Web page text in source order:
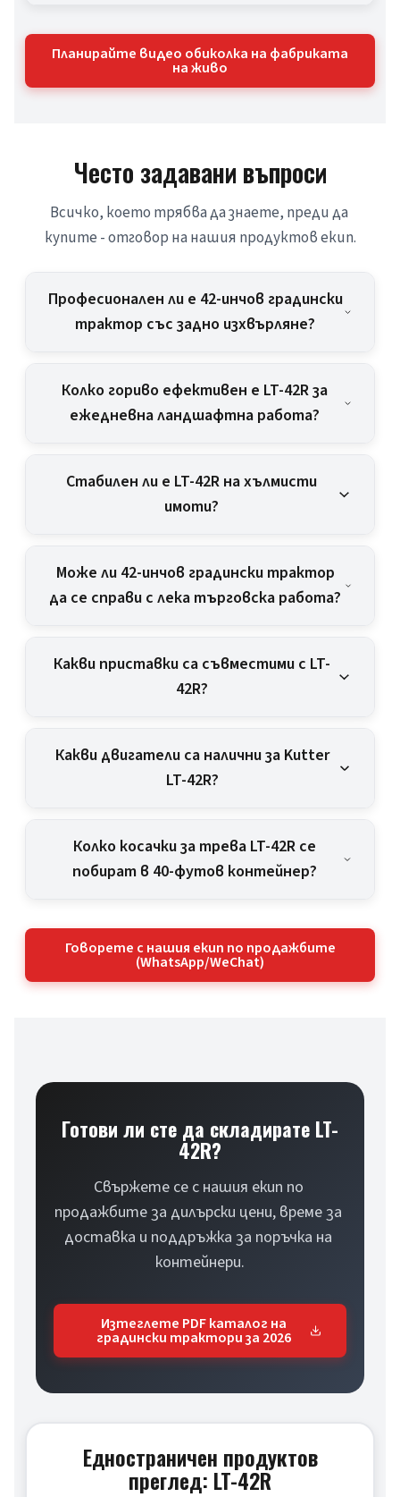
Планирайте видео обиколка на фабриката
на живо
Често задавани въпроси
Всичко, което трябва да знаете, преди да
купите - отговор на нашия продуктов екип.
Професионален ли е 42-инчов градински
трактор със задно изхвърляне?
Колко гориво ефективен е LT-42R за
ежедневна ландшафтна работа?
Стабилен ли е LT-42R на хълмисти
имоти?
Може ли 42-инчов градински трактор
да се справи с лека търговска работа?
Какви приставки са съвместими с LT-
42R?
Какви двигатели са налични за Kutter
LT-42R?
Колко косачки за трева LT-42R се
побират в 40-футов контейнер?
Говорете с нашия екип по продажбите
(WhatsApp/WeChat)
Готови ли сте да складирате LT-
42R?
Свържете се с нашия екип по
продажбите за дилърски цени, време за
доставка и поддръжка за поръчка на
контейнери.
Изтеглете PDF каталог на
градински трактори за 2026
Едностраничен продуктов
преглед: LT-42R